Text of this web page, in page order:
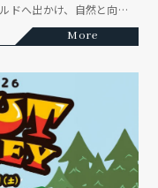
ドへ出かけ、自然と向き
と釣り、領域は違って
と暮らす」という同じ感
サイクル＆フィッシ
More